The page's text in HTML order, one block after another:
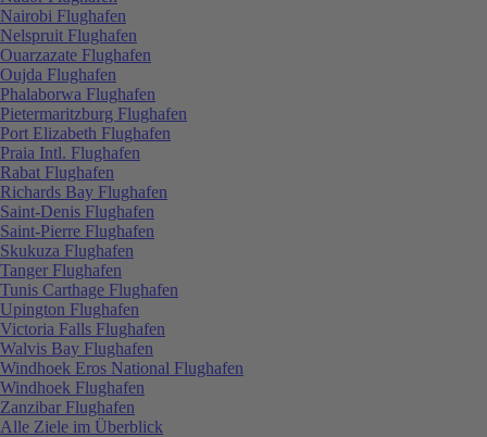
Nairobi Flughafen
Nelspruit Flughafen
Ouarzazate Flughafen
Oujda Flughafen
Phalaborwa Flughafen
Pietermaritzburg Flughafen
Port Elizabeth Flughafen
Praia Intl. Flughafen
Rabat Flughafen
Richards Bay Flughafen
Saint-Denis Flughafen
Saint-Pierre Flughafen
Skukuza Flughafen
Tanger Flughafen
Tunis Carthage Flughafen
Upington Flughafen
Victoria Falls Flughafen
Walvis Bay Flughafen
Windhoek Eros National Flughafen
Windhoek Flughafen
Zanzibar Flughafen
Alle Ziele im Überblick